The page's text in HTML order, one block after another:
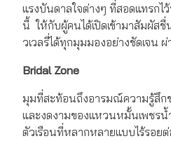
แรงบันดาลใจต่างๆ ที่สอดแทรก
นี้ ให้กับผู้คนได้เปิดเข้ามาสัมผัส
วเวลรี่ได้ทุกมุมมองอย่างชัดเจ
Bridal Zone
มุมที่สะท้อนถึงอารมณ์ความรู้สึก
และงดงามของแหวนหมั้นเพชร
ตัวเรือนที่หลากหลายแบบไร้รอย